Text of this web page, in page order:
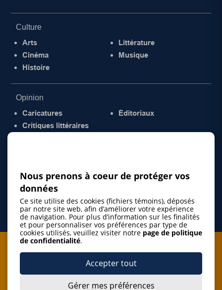
Culture
Arts
Cinéma
Histoire
Littérature
Musique
Opinion
Caricatures
Critiques littéraires
Éditoriaux
Je m'abonne à l'infolettre
Nous prenons à coeur de protéger vos
données
Ce site utilise des cookies (fichiers témoins), déposés
par notre site web, afin d’améliorer votre expérience
de navigation. Pour plus d’information sur les finalités
et pour personnaliser vos préférences par type de
cookies utilisés, veuillez visiter notre page de politique
de confidentialité.
Accepter tout
Gérer mes préférences